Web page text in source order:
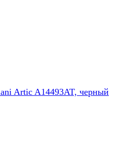
Artic A14493AT, черный